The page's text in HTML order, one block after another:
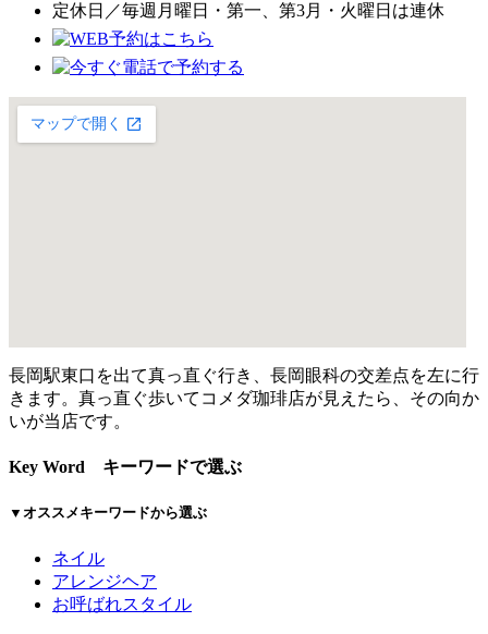
定休日／毎週月曜日・第一、第3月・火曜日は連休
長岡駅東口を出て真っ直ぐ行き、長岡眼科の交差点を左に行
きます。真っ直ぐ歩いてコメダ珈琲店が見えたら、その向か
いが当店です。
Key Word キーワードで選ぶ
▼オススメキーワードから選ぶ
ネイル
アレンジヘア
お呼ばれスタイル